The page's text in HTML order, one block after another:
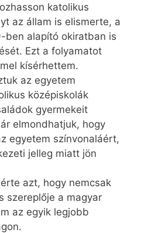
katolikus
az állam is elismerte, a
ben alapító okiratban is
Ezt a folyamatot
kísérhettem.
az egyetem
középiskolák
gyermekeit
elmondhatjuk, hogy
egyetem színvonaláért,
jelleg miatt jön
azt, hogy nemcsak
szereplője a magyar
az egyik legjobb